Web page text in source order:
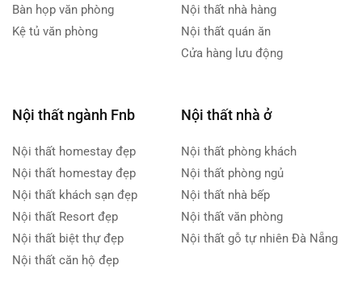
Bàn họp văn phòng
Kệ tủ văn phòng
Nội thất nhà hàng
Nội thất quán ăn
Cửa hàng lưu động
Nội thất ngành Fnb
Nội thất homestay đẹp
Nội thất homestay đẹp
Nội thất khách sạn đẹp
Nội thất Resort đẹp
Nội thất biệt thự đẹp
Nội thất căn hộ đẹp
Nội thất nhà ở
Nội thất phòng khách
Nội thất phòng ngủ
Nội thất nhà bếp
Nội thất văn phòng
Nội thất gỗ tự nhiên Đà Nẵng